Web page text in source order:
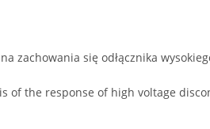
zachowania się odłącznika
of the response of high voltage